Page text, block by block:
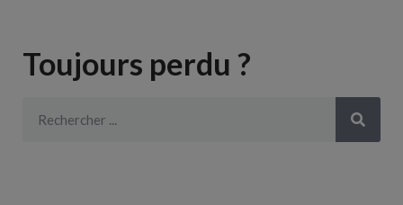
Toujours perdu ?